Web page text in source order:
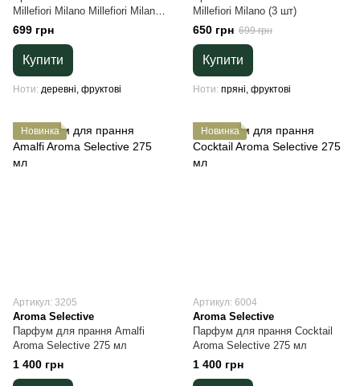
Millefiori Milano Millefiori Milano
(3 шт)
699 грн
Купити
Ноти деревні, фруктові
Millefiori Milano (3 шт)
650 грн 699 грн
Купити
Ноти пряні, фруктові
Новинка
Артикул: 3205
Aroma Selective
Парфум для прання Amalfi
Aroma Selective 275 мл
1 400 грн
Новинка
Артикул: 6004
Aroma Selective
Парфум для прання Cocktail
Aroma Selective 275 мл
1 400 грн